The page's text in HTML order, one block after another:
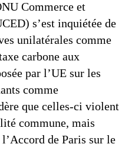
Commerce et
s’est inquiétée de
unilatérales comme
carbone aux
par l’UE sur les
comme
que celles-ci violent
commune, mais
de Paris sur le